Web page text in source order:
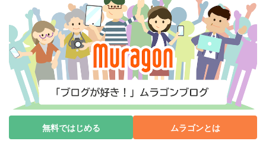
無料ではじめる ムラゴンとは